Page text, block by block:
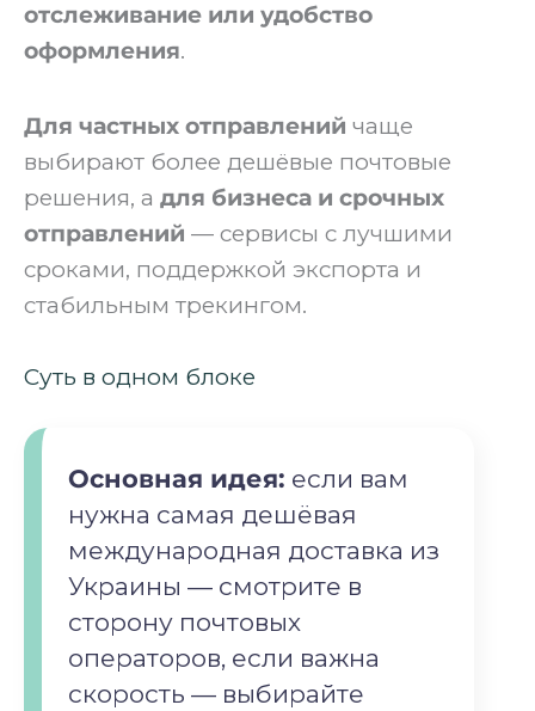
отслеживание или удобство
оформления.
Для частных отправлений чаще
выбирают более дешёвые почтовые
решения, а для бизнеса и срочных
отправлений — сервисы с лучшими
сроками, поддержкой экспорта и
стабильным трекингом.
Суть в одном блоке
Основная идея: если вам
нужна самая дешёвая
международная доставка из
Украины — смотрите в
сторону почтовых
операторов, если важна
скорость — выбирайте